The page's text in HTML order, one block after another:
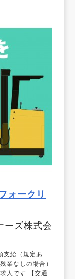
ォークリ
ーズ株式会
給（規定あ
業なしの場合）
人です 【交通